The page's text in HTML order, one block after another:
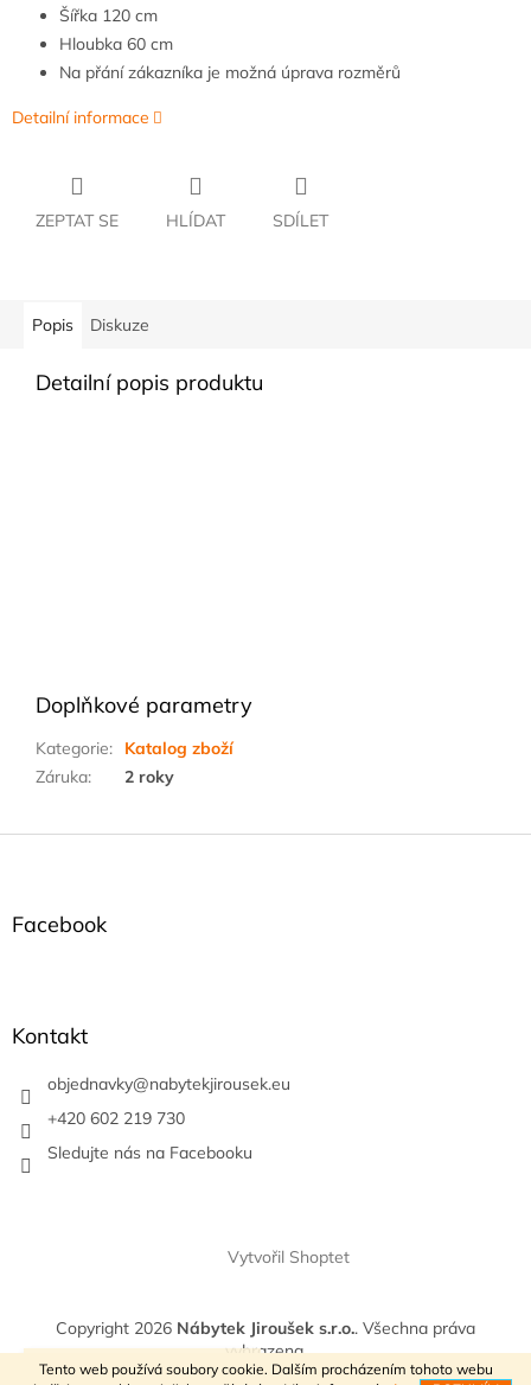
Tento web používá soubory cookie. Dalším procházením tohoto webu
VÍTEJTE V NAŠEM E-SHOPU
Šířka 120 cm
Hloubka 60 cm
Na přání zákazníka je možná úprava rozměrů
Detailní informace
ZEPTAT SE HLÍDAT SDÍLET
Popis Diskuze
Detailní popis produktu
Doplňkové parametry
Kategorie:
Katalog zboží
Záruka: 2 roky
Z
Facebook
Kontakt
objednavky@nabytekjirousek.eu
+420 602 219 730
Sledujte nás na Facebooku
Vytvořil Shoptet
Copyright 2026 Nábytek Jiroušek s.r.o.. Všechna práva
vyhrazena.